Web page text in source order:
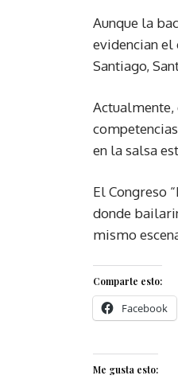
Aunque la
evidencian
Santiago,
Actualmente,
en la salsa
El Congreso
donde
mismo
Comparte esto:
Facebook
Me gusta esto: